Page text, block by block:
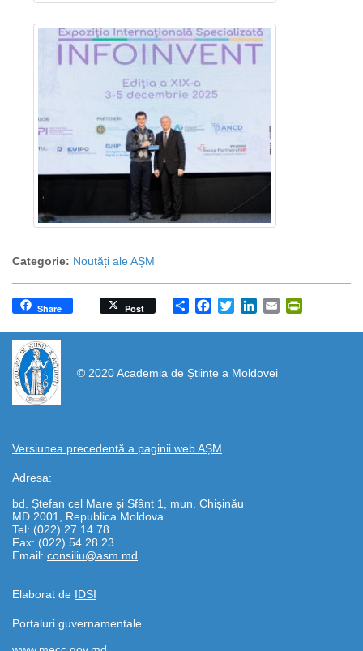
Categorie: Noutăți ale AȘM
Share
Share Post Facebook
TwitterLinkedIn
Email
© 2020 Academia de Științe a Moldovei
Versiunea precedentă a paginii web AȘM
Adresa:
bd. Ștefan cel Mare și Sfânt 1, mun. Chișinău
MD 2001, Republica Moldova
Tel: (022) 27 14 78
Fax: (022) 54 28 23
Email: consiliu@asm.md
Elaborat de IDSI
https://propletenie.ru/
Portaluri guvernamentale